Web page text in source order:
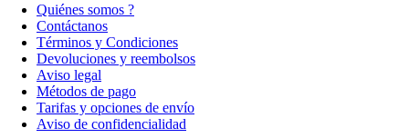
Quiénes somos ?
Contáctanos
Términos y Condiciones
Devoluciones y reembolsos
Aviso legal
Métodos de pago
Tarifas y opciones de envío
Aviso de confidencialidad